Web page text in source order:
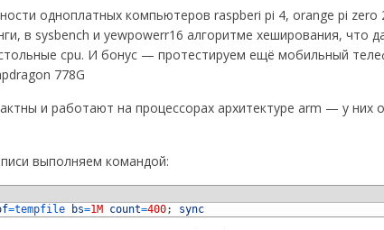
одноплатных компьютеров raspberi pi 4, orange pi zero
в sysbench и yewpowerr16 алгоритме хеширования, что
cpu. И бонус — протестируем ещё мобильный
778G
и работают на процессорах архитектуре arm — у них
выполняем командой:
=tempfile bs=1M count=400; sync